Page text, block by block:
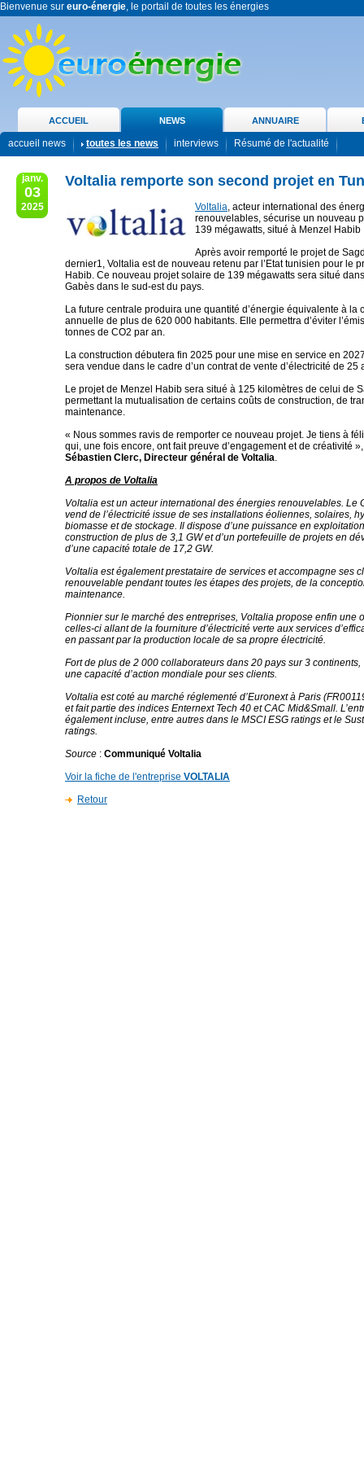
Bienvenue sur euro-énergie, le portail de toutes les énergies
ACCUEIL NEWS ANNUAIRE
accueil news toutes les news interviews Résumé de l'actualité
janv.
03
2025
Voltalia remporte son second projet en
Voltalia, acteur international des
renouvelables, sécurise un nouveau
139 mégawatts, situé à Menzel Habib
Après avoir remporté le projet de
dernier1, Voltalia est de nouveau retenu par l’Etat tunisien pour le
Habib. Ce nouveau projet solaire de 139 mégawatts sera situé
Gabès dans le sud-est du pays.
La future centrale produira une quantité d’énergie équivalente à la
annuelle de plus de 620 000 habitants. Elle permettra d’éviter
tonnes de CO2 par an.
La construction débutera fin 2025 pour une mise en service en
sera vendue dans le cadre d’un contrat de vente d’électricité de 25
Le projet de Menzel Habib sera situé à 125 kilomètres de celui de
permettant la mutualisation de certains coûts de construction, de
maintenance.
« Nous sommes ravis de remporter ce nouveau projet. Je tiens à
qui, une fois encore, ont fait preuve d’engagement et de créativité
Sébastien Clerc, Directeur général de Voltalia.
A propos de Voltalia
Voltalia est un acteur international des énergies renouvelables. Le
vend de l’électricité issue de ses installations éoliennes, solaires,
biomasse et de stockage. Il dispose d’une puissance en
construction de plus de 3,1 GW et d’un portefeuille de projets en
d’une capacité totale de 17,2 GW.
Voltalia est également prestataire de services et accompagne ses
renouvelable pendant toutes les étapes des projets, de la
maintenance.
Pionnier sur le marché des entreprises, Voltalia propose enfin une
celles-ci allant de la fourniture d’électricité verte aux services
en passant par la production locale de sa propre électricité.
Fort de plus de 2 000 collaborateurs dans 20 pays sur 3
une capacité d’action mondiale pour ses clients.
Voltalia est coté au marché réglementé d’Euronext à Paris
et fait partie des indices Enternext Tech 40 et CAC Mid&Small.
également incluse, entre autres dans le MSCI ESG ratings et le
ratings.
Source : Communiqué Voltalia
Voir la fiche de l'entreprise VOLTALIA
Retour